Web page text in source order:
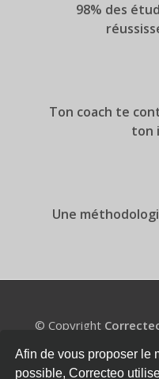
Afin de vous proposer le
possible, Correcteo
98% des
Ton coach te
ton
Une
© Copyright
BE1002.977.327 - Un